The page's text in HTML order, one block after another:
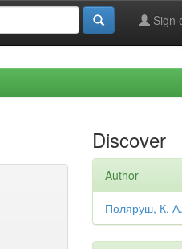
Sign
Discover
Author
Поляруш, К. А.